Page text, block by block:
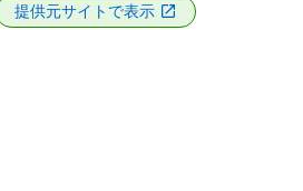
提供元サイトで表示